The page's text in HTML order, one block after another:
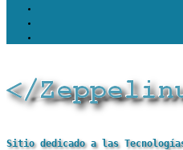
Sitio dedicado a las